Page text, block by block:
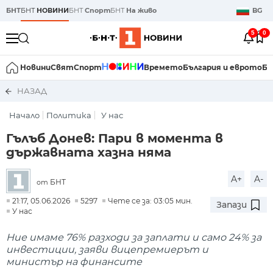
БНТБНТ НОВИНИБНТСпортБНТ На живо BG
5 0
НовиниСвятСпорт ВреметоБългария и еврото
НАЗАД
Начало Политика У нас
Гълъб Донев: Пари в момента в
държавната хазна няма
от БНТ A+ A-
21:17, 05.06.2026 5297
Чете се за: 03:05 мин.
У нас
Запази
Ние имаме 76% разходи за заплати и само 24% за
инвестиции, заяви вицепремиерът и
министър на финансите